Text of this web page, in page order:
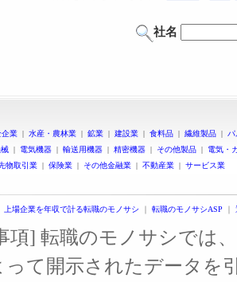
社名
企業 | 水産・農林業 | 鉱業 | 建設業 | 食料品 | 繊維製品 |
| 電気機器 | 輸送用機器 | 精密機器 | その他製品 | 電気・
物取引業 | 保険業 | その他金融業 | 不動産業 | サービス業
上場企業を年収で計る転職のモノサシ ｜ 転職のモノサシASP ｜
項] 転職のモノサシでは
って開示されたデータを